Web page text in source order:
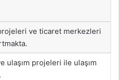
ve ticaret merkezleri
ulaşım projeleri ile ulaşım